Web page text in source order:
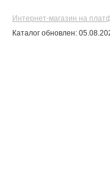
Интернет-магазин на
Каталог обновлен: